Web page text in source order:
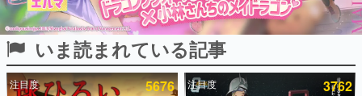
ピックアップ
いま読まれている記事
注目度 5676 注目度 3762